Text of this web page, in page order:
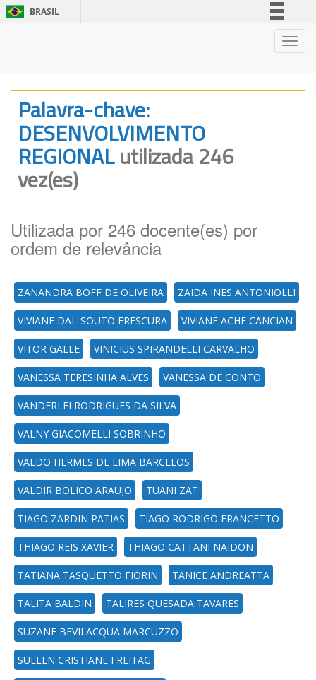
BRASIL
Palavra-chave:
DESENVOLVIMENTO
REGIONALutilizada 246
vez(es)
Utilizada por 246 docente(es) por
ordem de relevância
ZANANDRA BOFF DE OLIVEIRA ZAIDA INES ANTONIOLLI
VIVIANE DAL-SOUTO FRESCURA VIVIANE ACHE CANCIAN
VITOR GALLE VINICIUS SPIRANDELLI CARVALHO
VANESSA TERESINHA ALVES VANESSA DE CONTO
VANDERLEI RODRIGUES DA SILVA
VALNY GIACOMELLI SOBRINHO
VALDO HERMES DE LIMA BARCELOS
VALDIR BOLICO ARAUJO TUANI ZAT
TIAGO ZARDIN PATIAS TIAGO RODRIGO FRANCETTO
THIAGO REIS XAVIER THIAGO CATTANI NAIDON
TATIANA TASQUETTO FIORIN TANICE ANDREATTA
TALITA BALDIN TALIRES QUESADA TAVARES
SUZANE BEVILACQUA MARCUZZO
SUELEN CRISTIANE FREITAG